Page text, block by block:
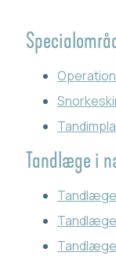
Tandlæge i